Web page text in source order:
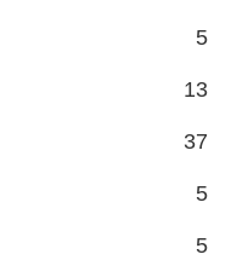
5
13
37
5
5